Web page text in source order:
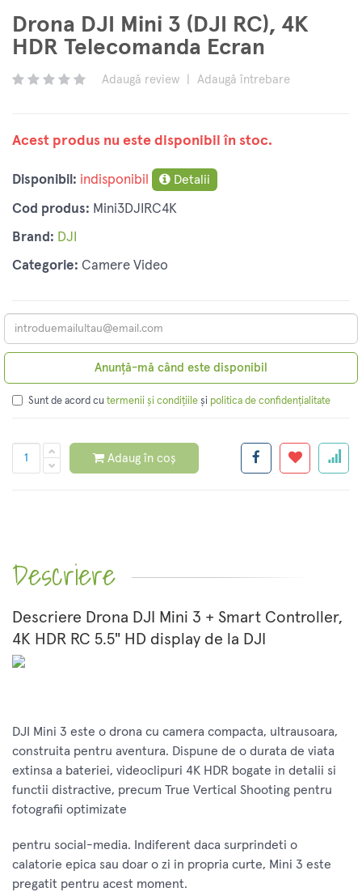
Drona DJI Mini 3 (DJI RC), 4K
HDR Telecomanda Ecran
Adaugă review Adaugă întrebare
Acest produs nu este disponibil în stoc.
Disponibil: indisponibil Detalii
Cod produs: Mini3DJIRC4K
Brand: DJI
Categorie: Camere Video
Anunță-mă când este disponibil
Sunt de acord cu termenii și condițiile și politica de confidențialitate
Adaug în coș
Descriere
Descriere Drona DJI Mini 3 + Smart Controller,
4K HDR RC 5.5" HD display de la DJI
DJI Mini 3 este o drona cu camera compacta, ultrausoara,
construita pentru aventura. Dispune de o durata de viata
extinsa a bateriei, videoclipuri 4K HDR bogate in detalii si
functii distractive, precum True Vertical Shooting pentru
fotografii optimizate
pentru social-media. Indiferent daca surprindeti o
calatorie epica sau doar o zi in propria curte, Mini 3 este
pregatit pentru acest moment.